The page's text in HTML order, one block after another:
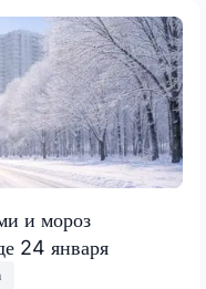
и мороз
24 января